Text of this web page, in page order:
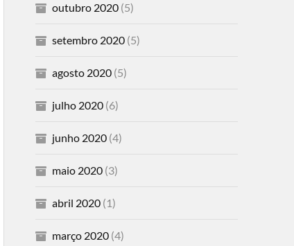
outubro 2020(5)
setembro 2020(5)
agosto 2020(5)
julho 2020(6)
junho 2020(4)
maio 2020(3)
abril 2020(1)
março 2020(4)